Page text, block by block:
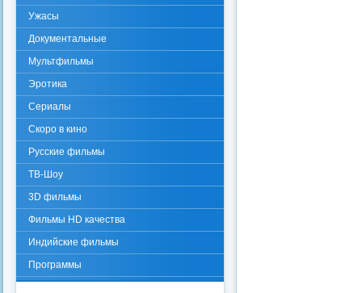
Ужасы
Документальные
Мультфильмы
Эротика
Сериалы
Скоро в кино
Русские фильмы
ТВ-Шоу
3D фильмы
Фильмы HD качества
Индийские фильмы
Программы